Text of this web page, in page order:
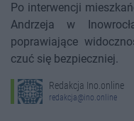
Po interwencji
Andrzeja w
poprawiające
czuć się bezpieczniej.
Redakcja Ino.online
redakcja@ino.online